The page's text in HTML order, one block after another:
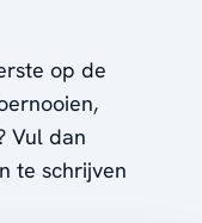
op de
Vul dan
te schrijven